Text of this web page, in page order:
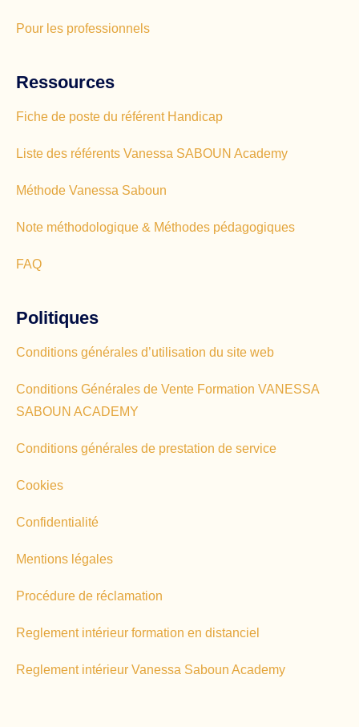
Pour les professionnels
Ressources
Fiche de poste du référent Handicap
Liste des référents Vanessa SABOUN Academy
Méthode Vanessa Saboun
Note méthodologique & Méthodes pédagogiques
FAQ
Politiques
Conditions générales d’utilisation du site web
Conditions Générales de Vente Formation VANESSA
SABOUN ACADEMY
Conditions générales de prestation de service
Cookies
Confidentialité
Mentions légales
Procédure de réclamation
Reglement intérieur formation en distanciel
Reglement intérieur Vanessa Saboun Academy